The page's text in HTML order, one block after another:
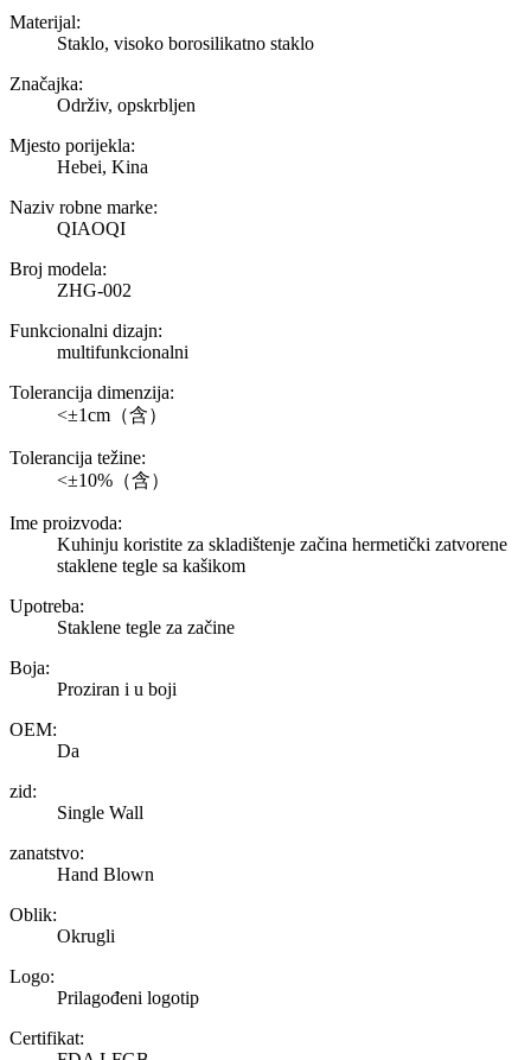
Materijal:
Staklo, visoko borosilikatno staklo
Značajka:
Održiv, opskrbljen
Mjesto porijekla:
Hebei, Kina
Naziv robne marke:
QIAOQI
Broj modela:
ZHG-002
Funkcionalni dizajn:
multifunkcionalni
Tolerancija dimenzija:
<±1cm（含）
Tolerancija težine:
<±10%（含）
Ime proizvoda:
Kuhinju koristite za skladištenje začina hermetički zatvorene
staklene tegle sa kašikom
Upotreba:
Staklene tegle za začine
Boja:
Proziran i u boji
OEM:
Da
zid:
Single Wall
zanatstvo:
Hand Blown
Oblik:
Okrugli
Logo:
Prilagođeni logotip
Certifikat: